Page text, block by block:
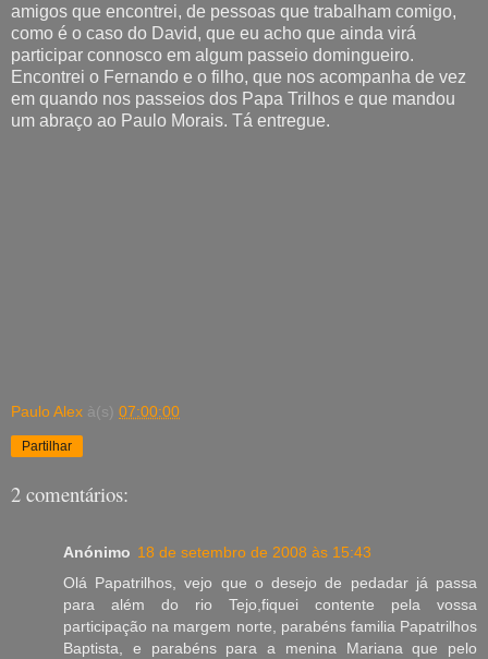
amigos que encontrei, de pessoas que trabalham comigo,
como é o caso do David, que eu acho que ainda virá
participar connosco em algum passeio domingueiro.
Encontrei o Fernando e o filho, que nos acompanha de vez
em quando nos passeios dos Papa Trilhos e que mandou
um abraço ao Paulo Morais. Tá entregue.
Paulo Alex à(s) 07:00:00
Partilhar
2 comentários:
Anónimo 18 de setembro de 2008 às 15:43
Olá Papatrilhos, vejo que o desejo de pedadar já passa
para além do rio Tejo,fiquei contente pela vossa
participação na margem norte, parabéns familia Papatrilhos
Baptista, e parabéns para a menina Mariana que pelo